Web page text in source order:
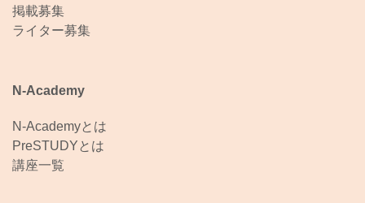
掲載募集
ライター募集
N-Academy
N-Academyとは
PreSTUDYとは
講座一覧